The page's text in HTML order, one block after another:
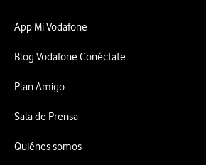
App Mi Vodafone
Blog Vodafone Conéctate
Plan Amigo
Sala de Prensa
Quiénes somos